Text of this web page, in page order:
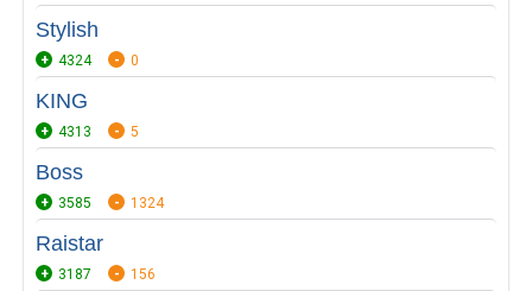
Stylish
4324 0
KING
4313 5
Boss
3585 1324
Raistar
3187 156